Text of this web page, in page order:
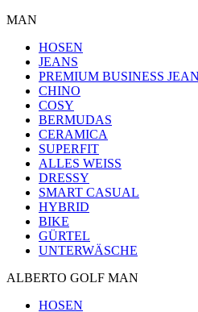
MAN
HOSEN
JEANS
PREMIUM BUSINESS
CHINO
COSY
BERMUDAS
CERAMICA
SUPERFIT
ALLES WEISS
DRESSY
SMART CASUAL
HYBRID
BIKE
GÜRTEL
UNTERWÄSCHE
ALBERTO GOLF MAN
HOSEN